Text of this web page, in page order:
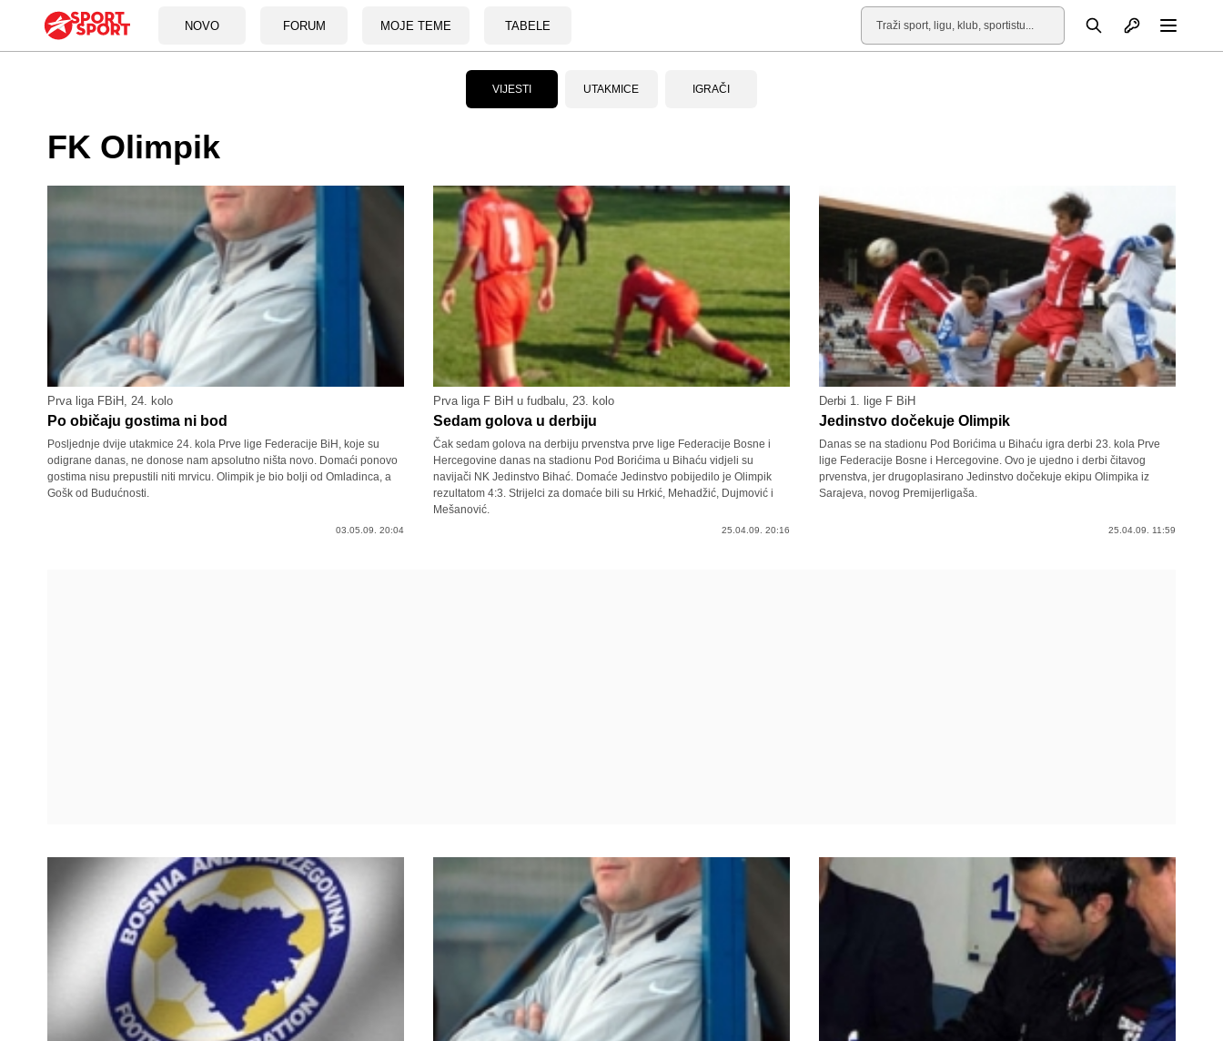
NOVO FORUM MOJE TEME TABELE
Pretraga Otvori profil
VIJESTI UTAKMICE IGRAČI
FK Olimpik
Prva liga FBiH, 24. kolo
Po običaju gostima ni bod
Posljednje dvije utakmice 24. kola Prve lige Federacije BiH, koje su
odigrane danas, ne donose nam apsolutno ništa novo. Domaći ponovo
gostima nisu prepustili niti mrvicu. Olimpik je bio bolji od Omladinca, a
Gošk od Budućnosti.
03.05.09. 20:04
Prva liga F BiH u fudbalu, 23. kolo
Sedam golova u derbiju
Čak sedam golova na derbiju prvenstva prve lige Federacije Bosne i
Hercegovine danas na stadionu Pod Borićima u Bihaću vidjeli su
navijači NK Jedinstvo Bihać. Domaće Jedinstvo pobijedilo je Olimpik
rezultatom 4:3. Strijelci za domaće bili su Hrkić, Mehadžić, Dujmović i
Mešanović.
25.04.09. 20:16
Derbi 1. lige F BiH
Jedinstvo dočekuje Olimpik
Danas se na stadionu Pod Borićima u Bihaću igra derbi 23. kola Prve
lige Federacije Bosne i Hercegovine. Ovo je ujedno i derbi čitavog
prvenstva, jer drugoplasirano Jedinstvo dočekuje ekipu Olimpika iz
Sarajeva, novog Premijerligaša.
25.04.09. 11:59